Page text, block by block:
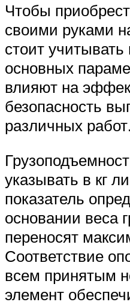
Чтобы
своими руками
стоит учитывать
основных
влияют на
безопасность
различных работ.
указывать в кг
показатель
основании веса
переносят
Соответствие
всем принятым
элемент